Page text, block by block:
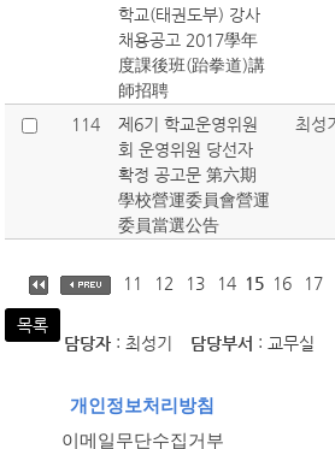
학교(태권도부) 강사
채용공고 2017學年
度課後班(跆拳道)講
師招聘
114
제6기 학교운영위원
회 운영위원 당선자
확정 공고문 第六期
學校營運委員會營運
委員當選公告
최성기
11 12 13 14 15 16 17
목록
담당자 : 최성기 담당부서 : 교무실
개인정보처리방침
이메일무단수집거부